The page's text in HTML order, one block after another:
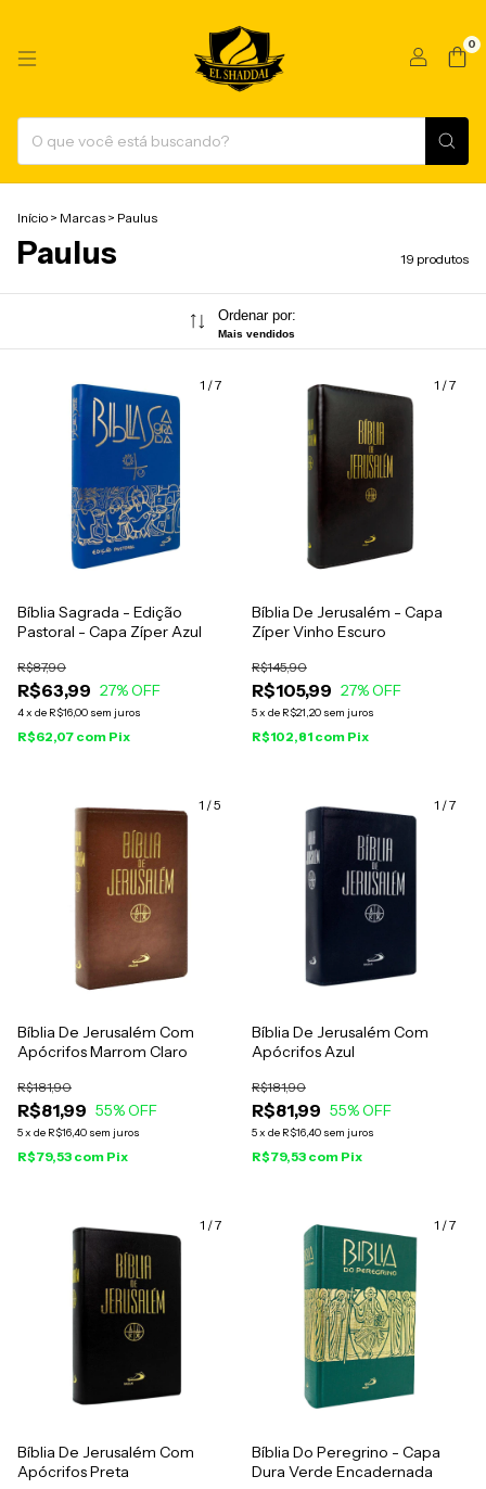
0
Início > Marcas > Paulus
Paulus 19 produtos
Ordenar por:
Mais vendidos
1 /7
Bíblia Sagrada - Edição
Pastoral - Capa Zíper Azul
R$63,99
R$87,90
27% OFF
4x de R$16,00 sem juros
R$62,07 com Pix
1 /7
Bíblia De Jerusalém - Capa
Zíper Vinho Escuro
R$105,99
R$145,90
27% OFF
5x de R$21,20 sem juros
R$102,81 com Pix
1 /5
Bíblia De Jerusalém Com
Apócrifos Marrom Claro
R$81,99
R$181,90
55% OFF
5x de R$16,40 sem juros
R$79,53 com Pix
1 /7
Bíblia De Jerusalém Com
Apócrifos Azul
R$81,99
R$181,90
55% OFF
5x de R$16,40 sem juros
R$79,53 com Pix
1 /7
Bíblia De Jerusalém Com
Apócrifos Preta
1 /7
Bíblia Do Peregrino - Capa
Dura Verde Encadernada